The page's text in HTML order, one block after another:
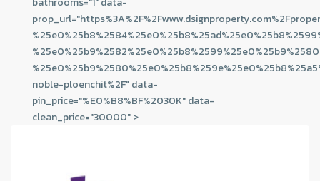
noble-ploenchit%2F" data-
pin_price="%E0%B8%BF%2030K" data-
clean_price="30000" >